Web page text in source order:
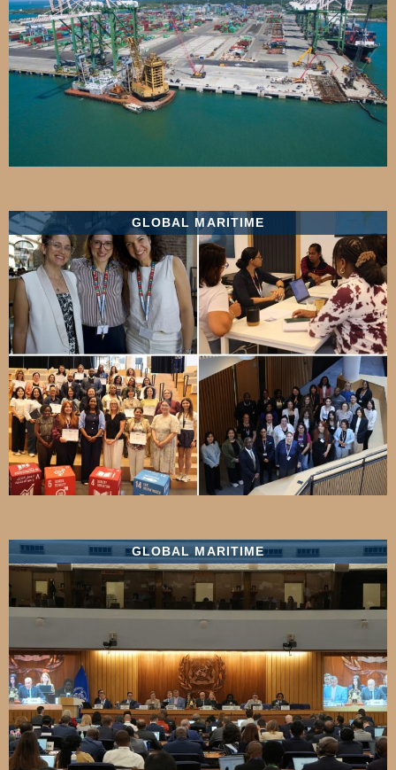
GLOBAL MARITIME
GLOBAL MARITIME